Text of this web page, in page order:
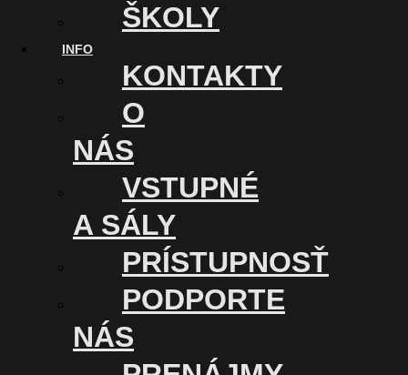
ŠKOLY
INFO
KONTAKTY
O
NÁS
VSTUPNÉ
A SÁLY
PRÍSTUPNOSŤ
PODPORTE
NÁS